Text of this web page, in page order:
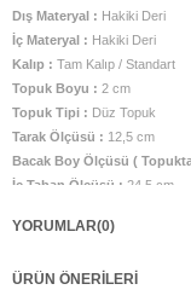
Dış Materyal : Hakiki Deri
İç Materyal : Hakiki Deri
Kalıp : Tam Kalıp / Standart
Topuk Boyu : 2 cm
Topuk Tipi : Düz Topuk
Tarak Ölçüsü : 12,5 cm
Bacak Boy Ölçüsü (
İç Taban Ölçüsü : 24,5 cm
Üretim Yeri :Türkiye
Bej rengiyle zarif ve sade bir
YORUMLAR(0)
ÜRÜN ÖNERILERI